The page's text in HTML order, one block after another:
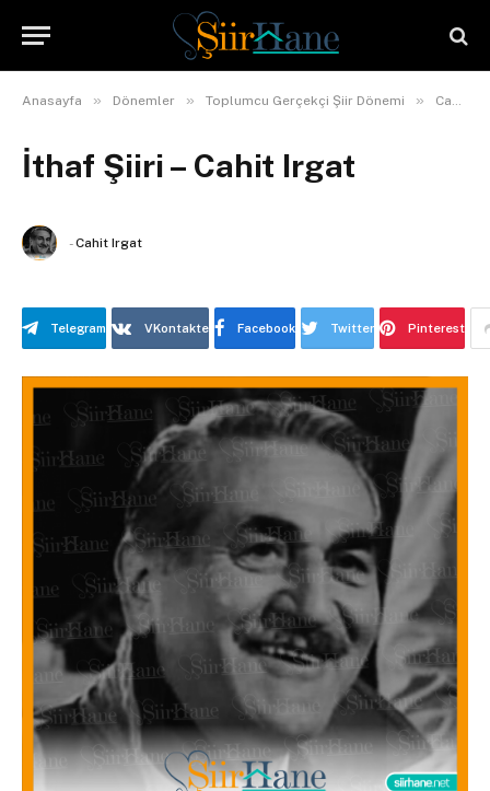
Anasayfa » Dönemler » Toplumcu Gerçekçi Şiir Dönemi » Cahit Irgat
İthaf Şiiri – Cahit Irgat
-Cahit Irgat
Telegram VKontakte Facebook Twitter Pinterest